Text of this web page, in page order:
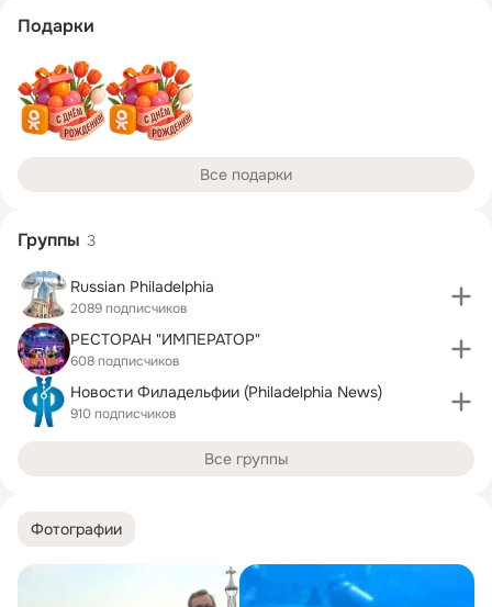
Фотографии
Подарки
Все подарки
Группы 3
Russian Philadelphia
2089 подписчиков
РЕСТОРАН "ИМПЕРАТОР"
608 подписчиков
Новости Филадельфии (Philadelphia News)
910 подписчиков
Все группы